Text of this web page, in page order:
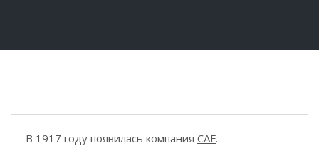
В 1917 году появилась компания CAF.